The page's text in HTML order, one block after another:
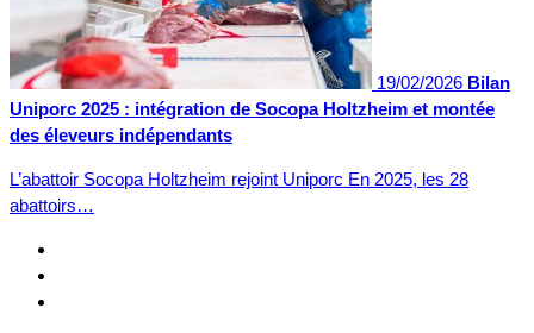
19/02/2026 Bilan
Uniporc 2025 : intégration de Socopa Holtzheim et montée
des éleveurs indépendants
L’abattoir Socopa Holtzheim rejoint Uniporc En 2025, les 28
abattoirs…